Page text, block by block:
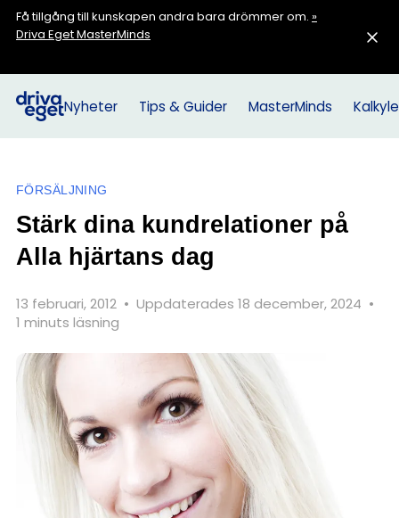
Få tillgång till kunskapen andra bara drömmer om. »
Driva Eget MasterMinds
Nyheter Tips & Guider MasterMinds
FÖRSÄLJNING
Stärk dina kundrelationer på
Alla hjärtans dag
13 februari, 2012 • Uppdaterades 18 december, 2024 •
1 minuts läsning